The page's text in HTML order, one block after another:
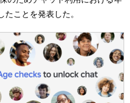
ことを発表した。